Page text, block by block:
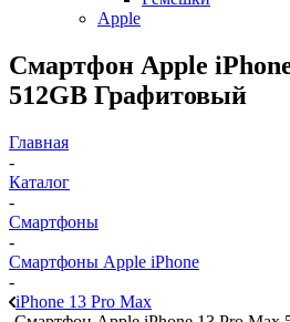
Apple
Смартфон Apple
512GB Графитовый
Главная
-
Каталог
-
Смартфоны
-
Смартфоны Apple iPhone
-
iPhone 13 Pro Max